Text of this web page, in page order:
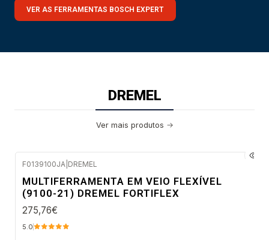
VER AS FERRAMENTAS BOSCH EXPERT
DREMEL
Ver mais produtos
F0139100JA DREMEL
MULTIFERRAMENTA EM VEIO FLEXÍVEL
(9100-21) DREMEL FORTIFLEX
275,76€
5.0